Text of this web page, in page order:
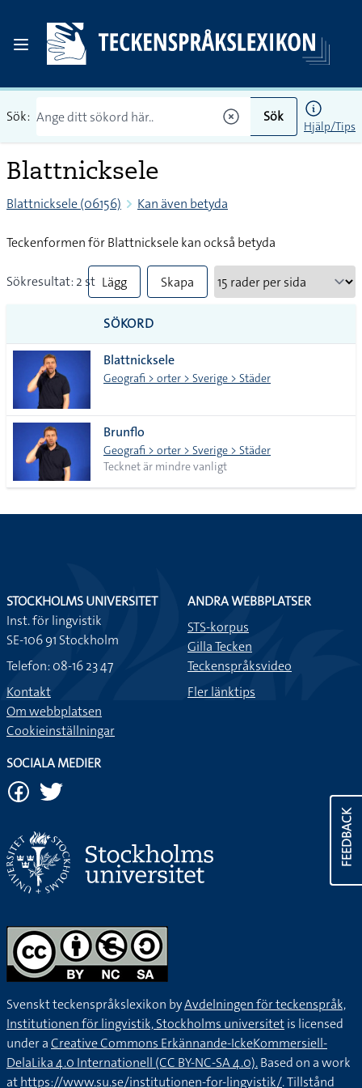
Sök: Sök
Hjälp/Tips
Blattnicksele
Blattnicksele (06156) Kan även betyda
Teckenformen för Blattnicksele kan också betyda
Sökresultat: 2 st Lägg
till
alla i
lista
Skapa
SÖKORD
Blattnicksele
Geografi > orter > Sverige > Städer
Brunflo
Geografi > orter > Sverige > Städer
Tecknet är mindre vanligt
FEEDBACK
STOCKHOLMS UNIVERSITET
Inst. för lingvistik
SE-106 91 Stockholm
Telefon: 08-16 23 47
Kontakt
Om webbplatsen
Cookieinställningar
ANDRA WEBBPLATSER
STS-korpus
Gilla Tecken
Teckenspråksvideo
Fler länktips
SOCIALA MEDIER
Svenskt teckenspråkslexikon byAvdelningen för teckenspråk,
Institutionen för lingvistik, Stockholms universitetis licensed
under aCreative Commons Erkännande-IckeKommersiell-
DelaLika 4.0 Internationell (CC BY-NC-SA 4.0).Based on a work
athttps://www.su.se/institutionen-for-lingvistik/. Tillstånd